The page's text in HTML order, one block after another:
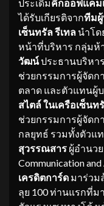
ประเดิมคิกออฟแคม
ได้รับเกียรติจากทีม
เซ็นทรัล รีเทล นำโด
หน้าที่บริหาร กลุ่มห้
วัฒน์ประธานบริหา
ช่วยกรรมการผู้จัดก
ตลาด และตัวแทนผู้
สไตล์ ในเครือเซ็น
ช่วยกรรมการผู้จัด
กลยุทธ์ รวมทั้งตัวแ
สุวรรณสาร ผู้อำนวย
Communication
เครดิตการ์ด มาร่วม
ลุย 100 ท่านแรกที่ม